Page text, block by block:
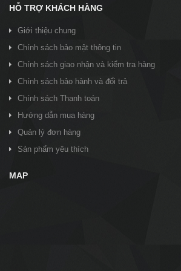
HỖ TRỢ KHÁCH HÀNG
Giới thiệu chung
Chính sách bảo mật thông tin
Chính sách giao nhận và kiểm tra hàng
Chính sách bảo hành và đổi trả
Chính sách Thanh toán
Hướng dẫn mua hàng
Quản lý đơn hàng
Sản phẩm yêu thích
MAP